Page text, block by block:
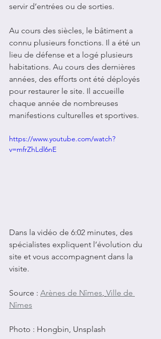
servir d’entrées ou de sorties.
Au cours des siècles, le bâtiment a
connu plusieurs fonctions. Il a été un
lieu de défense et a logé plusieurs
habitations. Au cours des dernières
années, des efforts ont été déployés
pour restaurer le site. Il accueille
chaque année de nombreuses
manifestions culturelles et sportives.
https://www.youtube.com/watch?
v=mfrZhLdl6nE
Dans la vidéo de 6:02 minutes, des
spécialistes expliquent l’évolution du
site et vous accompagnent dans la
visite.
Source : Arènes de Nîmes, Ville de
Nîmes
Photo : Hongbin, Unsplash